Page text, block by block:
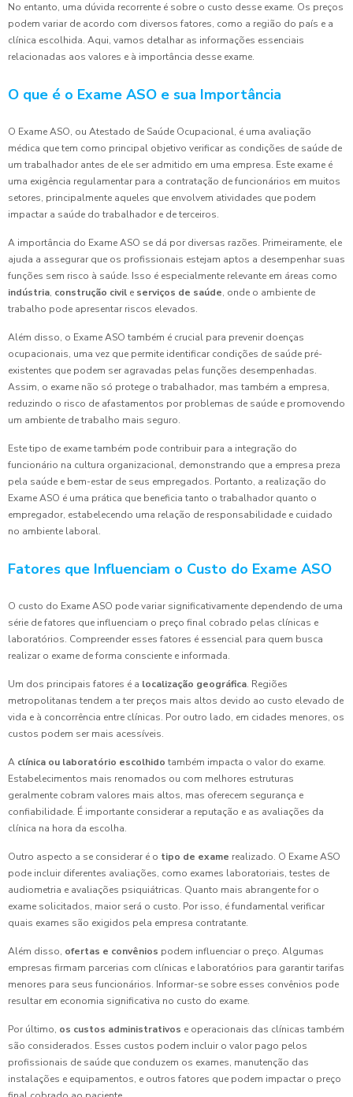
No entanto, uma dúvida recorrente é sobre o custo desse exame. Os preços
podem variar de acordo com diversos fatores, como a região do país e a
clínica escolhida. Aqui, vamos detalhar as informações essenciais
relacionadas aos valores e à importância desse exame.
O que é o Exame ASO e sua Importância
O Exame ASO, ou Atestado de Saúde Ocupacional, é uma avaliação
médica que tem como principal objetivo verificar as condições de saúde de
um trabalhador antes de ele ser admitido em uma empresa. Este exame é
uma exigência regulamentar para a contratação de funcionários em muitos
setores, principalmente aqueles que envolvem atividades que podem
impactar a saúde do trabalhador e de terceiros.
A importância do Exame ASO se dá por diversas razões. Primeiramente, ele
ajuda a assegurar que os profissionais estejam aptos a desempenhar suas
funções sem risco à saúde. Isso é especialmente relevante em áreas como
indústria, construção civil e serviços de saúde, onde o ambiente de
trabalho pode apresentar riscos elevados.
Além disso, o Exame ASO também é crucial para prevenir doenças
ocupacionais, uma vez que permite identificar condições de saúde pré-
existentes que podem ser agravadas pelas funções desempenhadas.
Assim, o exame não só protege o trabalhador, mas também a empresa,
reduzindo o risco de afastamentos por problemas de saúde e promovendo
um ambiente de trabalho mais seguro.
Este tipo de exame também pode contribuir para a integração do
funcionário na cultura organizacional, demonstrando que a empresa preza
pela saúde e bem-estar de seus empregados. Portanto, a realização do
Exame ASO é uma prática que beneficia tanto o trabalhador quanto o
empregador, estabelecendo uma relação de responsabilidade e cuidado
no ambiente laboral.
Fatores que Influenciam o Custo do Exame ASO
O custo do Exame ASO pode variar significativamente dependendo de uma
série de fatores que influenciam o preço final cobrado pelas clínicas e
laboratórios. Compreender esses fatores é essencial para quem busca
realizar o exame de forma consciente e informada.
Um dos principais fatores é a localização geográfica. Regiões
metropolitanas tendem a ter preços mais altos devido ao custo elevado de
vida e à concorrência entre clínicas. Por outro lado, em cidades menores, os
custos podem ser mais acessíveis.
A clínica ou laboratório escolhido também impacta o valor do exame.
Estabelecimentos mais renomados ou com melhores estruturas
geralmente cobram valores mais altos, mas oferecem segurança e
confiabilidade. É importante considerar a reputação e as avaliações da
clínica na hora da escolha.
Outro aspecto a se considerar é o tipo de exame realizado. O Exame ASO
pode incluir diferentes avaliações, como exames laboratoriais, testes de
audiometria e avaliações psiquiátricas. Quanto mais abrangente for o
exame solicitados, maior será o custo. Por isso, é fundamental verificar
quais exames são exigidos pela empresa contratante.
Além disso, ofertas e convênios podem influenciar o preço. Algumas
empresas firmam parcerias com clínicas e laboratórios para garantir tarifas
menores para seus funcionários. Informar-se sobre esses convênios pode
resultar em economia significativa no custo do exame.
Por último, os custos administrativos e operacionais das clínicas também
são considerados. Esses custos podem incluir o valor pago pelos
profissionais de saúde que conduzem os exames, manutenção das
instalações e equipamentos, e outros fatores que podem impactar o preço